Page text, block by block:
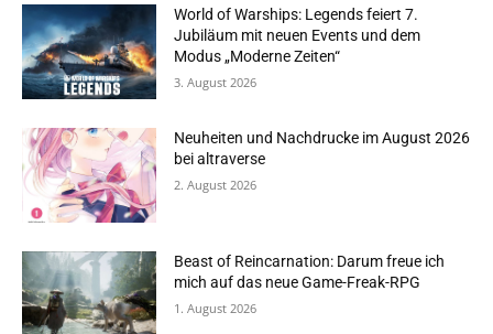
World of Warships: Legends feiert 7.
Jubiläum mit neuen Events und dem
Modus „Moderne Zeiten“
3. August 2026
Neuheiten und Nachdrucke im August 2026
bei altraverse
2. August 2026
Beast of Reincarnation: Darum freue ich
mich auf das neue Game-Freak-RPG
1. August 2026